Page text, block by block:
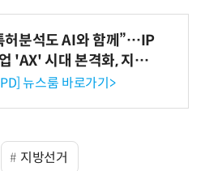
허분석도 AI와 함께”…IP
'AX' 시대 본격화, 지식
처 1호 AI IP데이터분석
뉴스룸 바로가기>
지방선거